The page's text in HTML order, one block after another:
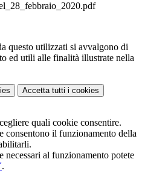
questo utilizzati si avvalgono di
ed utili alle finalità illustrate nella
Accetta tutti i cookies
quali cookie consentire.
consentono il funzionamento della
necessari al funzionamento potete
.